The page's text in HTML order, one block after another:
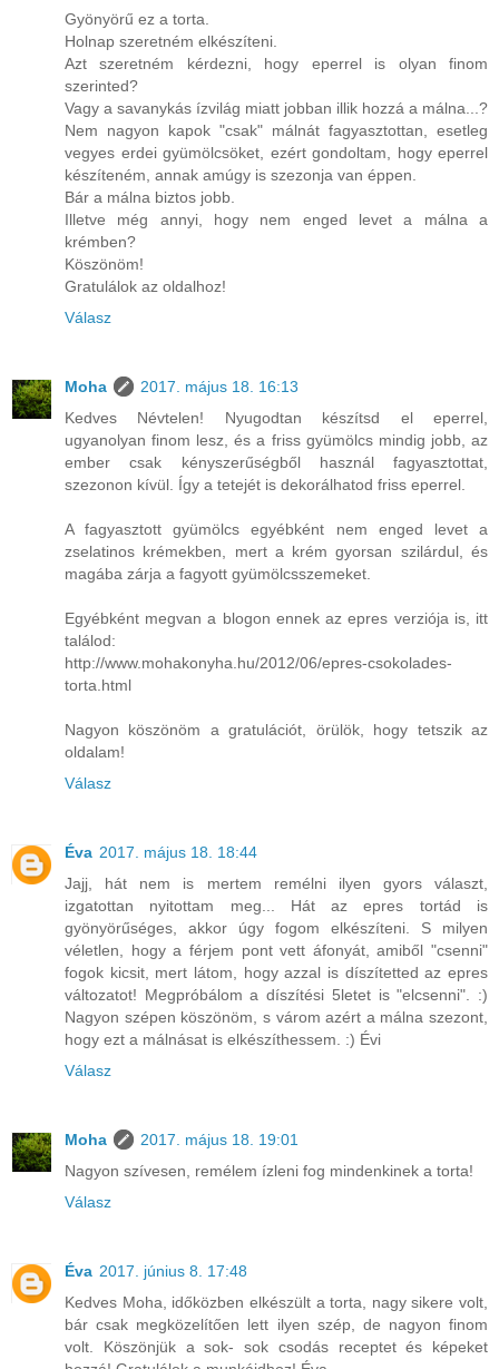
Gyönyörű ez a torta.
Holnap szeretném elkészíteni.
Azt szeretném kérdezni, hogy eperrel is olyan finom
szerinted?
Vagy a savanykás ízvilág miatt jobban illik hozzá a málna...?
Nem nagyon kapok "csak" málnát fagyasztottan, esetleg
vegyes erdei gyümölcsöket, ezért gondoltam, hogy eperrel
készíteném, annak amúgy is szezonja van éppen.
Bár a málna biztos jobb.
Illetve még annyi, hogy nem enged levet a málna a
krémben?
Köszönöm!
Gratulálok az oldalhoz!
Válasz
Moha
2017. május 18. 16:13
Kedves Névtelen! Nyugodtan készítsd el eperrel,
ugyanolyan finom lesz, és a friss gyümölcs mindig jobb, az
ember csak kényszerűségből használ fagyasztottat,
szezonon kívül. Így a tetejét is dekorálhatod friss eperrel.
A fagyasztott gyümölcs egyébként nem enged levet a
zselatinos krémekben, mert a krém gyorsan szilárdul, és
magába zárja a fagyott gyümölcsszemeket.
Egyébként megvan a blogon ennek az epres verziója is, itt
találod:
http://www.mohakonyha.hu/2012/06/epres-csokolades-
torta.html
Nagyon köszönöm a gratulációt, örülök, hogy tetszik az
oldalam!
Válasz
Éva 2017. május 18. 18:44
Jajj, hát nem is mertem remélni ilyen gyors választ,
izgatottan nyitottam meg... Hát az epres tortád is
gyönyörűséges, akkor úgy fogom elkészíteni. S milyen
véletlen, hogy a férjem pont vett áfonyát, amiből "csenni"
fogok kicsit, mert látom, hogy azzal is díszítetted az epres
változatot! Megpróbálom a díszítési 5letet is "elcsenni". :)
Nagyon szépen köszönöm, s várom azért a málna szezont,
hogy ezt a málnásat is elkészíthessem. :) Évi
Válasz
Moha
2017. május 18. 19:01
Nagyon szívesen, remélem ízleni fog mindenkinek a torta!
Válasz
Éva 2017. június 8. 17:48
Kedves Moha, időközben elkészült a torta, nagy sikere volt,
bár csak megközelítően lett ilyen szép, de nagyon finom
volt. Köszönjük a sok- sok csodás receptet és képeket